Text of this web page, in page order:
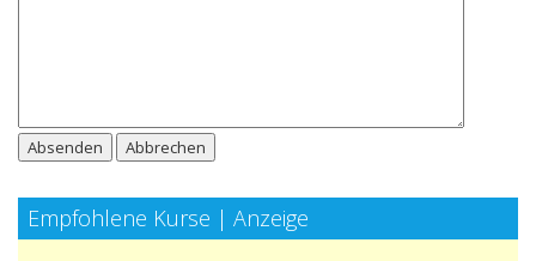
Absenden Abbrechen
Empfohlene Kurse | Anzeige